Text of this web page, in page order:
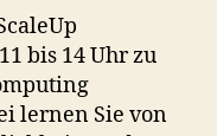
Workshop
von
ScaleUp
Technologies
in
bis 14 Uhr zu
lernen Sie von